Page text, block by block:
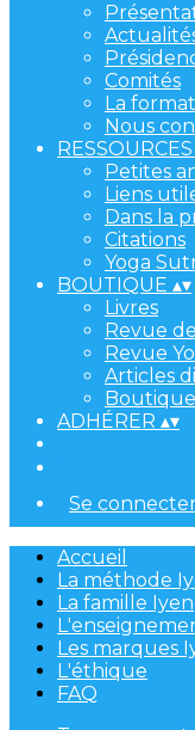
Comités
La
Nous
RESSOURCES
Petites
Liens
Dans la
Citations
Yoga
BOUTIQUE ▴▾
Livres
Revue
Revue
Articles
ADHÉRER ▴▾
Se
Accueil
La méthode
La famille
Les marques
L'éthique
FAQ